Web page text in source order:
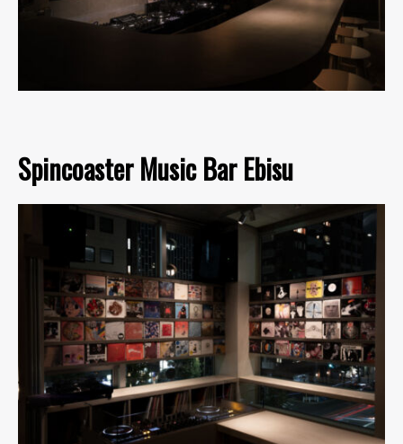
Spincoaster Music Bar Ebisu